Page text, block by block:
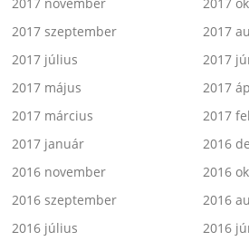
2017 szeptember
2017
2017 július
2017
2017 május
2017
2017 március
2017
2017 január
2016
2016 november
2016
2016 szeptember
2016
2016 július
2016